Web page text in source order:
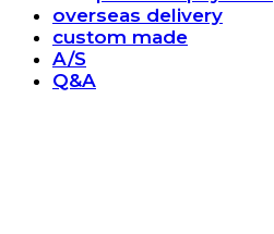
overseas delivery
custom made
A/S
Q&A